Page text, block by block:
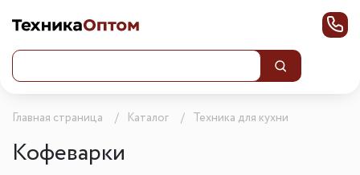
Главная страница Каталог Техника для кухни
Кофеварки